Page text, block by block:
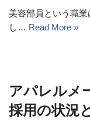
美容部員という職
し… Read More »
アパレルメ
採用の状況